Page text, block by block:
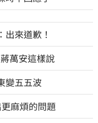
來道歉！
萬安這樣說
變五五波
麻煩的問題